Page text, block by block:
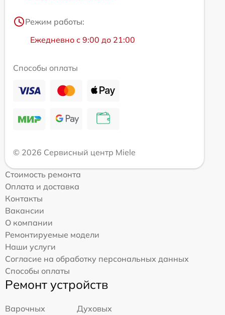
Режим работы:
Ежедневно с 9:00 до 21:00
Способы оплаты
© 2026 Сервисный центр Miele
Стоимость ремонта
Оплата и доставка
Контакты
Вакансии
О компании
Ремонтируемые модели
Наши услуги
Согласие на обработку персональных данных
Способы оплаты
Ремонт устройств
Варочных
Духовых